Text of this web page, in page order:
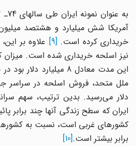
آمریکا شش میلیارد و هشتصد میلیون
خریداری کرده است.[9]علاوه بر این،
نیز اسلحه خریداری شده است. میزان
این مدت معادل 8 میلیارد
دلار می‌رسید. بدین ترتیب، سهم
ایران که سطح زندگی آنها چند برابر
کشورهای غربی است، نسبت به
برابر بیشتر است.[10]